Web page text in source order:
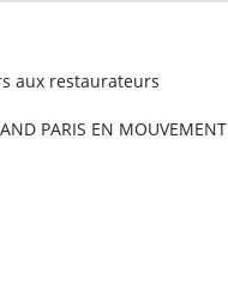
aux restaurateurs
PARIS EN MOUVEMENT